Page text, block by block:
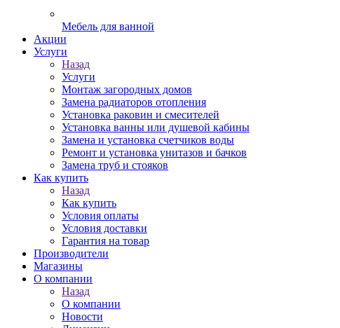
Мебель для ванной
Акции
Услуги
Назад
Услуги
Монтаж загородных домов
Замена радиаторов отопления
Установка раковин и смесителей
Установка ванны или душевой кабины
Замена и установка счетчиков воды
Ремонт и установка унитазов и бачков
Замена труб и стояков
Как купить
Назад
Как купить
Условия оплаты
Условия доставки
Гарантия на товар
Производители
Магазины
О компании
Назад
О компании
Новости